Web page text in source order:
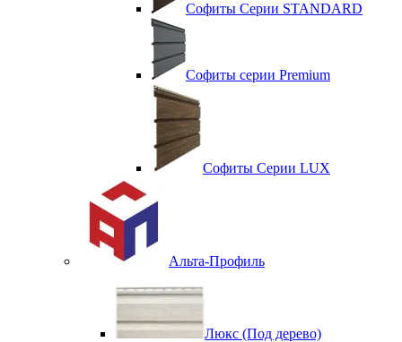
Софиты Серии STANDARD
Софиты серии Premium
Софиты Серии LUX
Альта-Профиль
Люкс (Под дерево)